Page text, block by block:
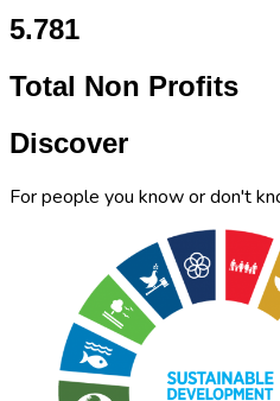
5.781
Total Non Profits
Discover
For people you know or don't